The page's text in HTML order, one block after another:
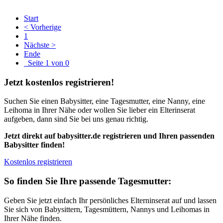
Start
< Vorherige
1
Nächste >
Ende
Seite 1 von 0
Jetzt kostenlos registrieren!
Suchen Sie einen Babysitter, eine Tagesmutter, eine Nanny, eine
Leihoma in Ihrer Nähe oder wollen Sie lieber ein Elterinserat
aufgeben, dann sind Sie bei uns genau richtig.
Jetzt direkt auf babysitter.de registrieren und Ihren passenden
Babysitter finden!
Kostenlos registrieren
So finden Sie Ihre passende Tagesmutter:
Geben Sie jetzt einfach Ihr persönliches Elterninserat auf und lassen
Sie sich von Babysittern, Tagesmüttern, Nannys und Leihomas in
Ihrer Nähe finden.